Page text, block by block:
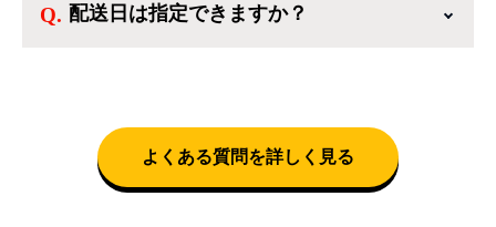
京・埼玉・神奈川・千葉)において自社配送を選
配送日は指定できますか？
合、弊社よりお電話にて日時決定に関するご連
絡をさせて頂きます。
よくある質問を詳しく見る